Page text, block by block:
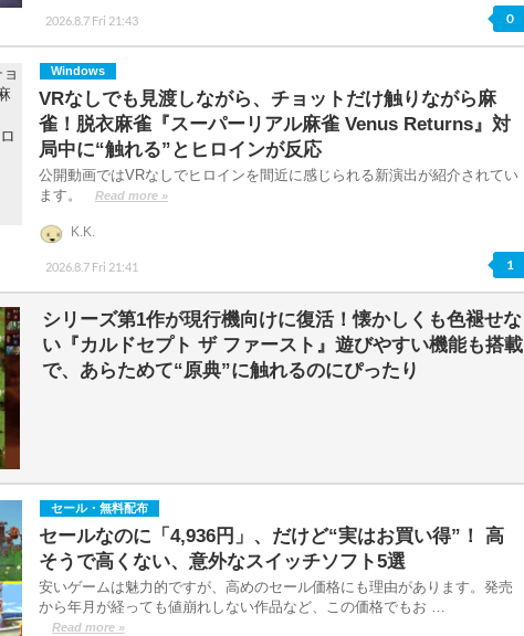
2026.8.7 Fri 21:43 0
Windows
VRなしでも見渡しながら、チョットだけ触りながら麻
雀！脱衣麻雀『スーパーリアル麻雀 Venus Returns』対
局中に“触れる”とヒロインが反応
公開動画ではVRなしでヒロインを間近に感じられる新演出が紹介されてい
ます。
Read more »
2026.8.7 Fri 21:41
K.K.
1
シリーズ第1作が現行機向けに復活！懐かしくも色褪せな
い『カルドセプト ザ ファースト』遊びやすい機能も搭載
で、あらためて“原典”に触れるのにぴったり
セール・無料配布
セールなのに「4,936円」、だけど“実はお買い得”！ 高
そうで高くない、意外なスイッチソフト5選
安いゲームは魅力的ですが、高めのセール価格にも理由があります。発売
から年月が経っても値崩れしない作品など、この価格でもお …
Read more »